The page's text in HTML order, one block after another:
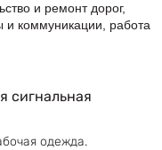
и ремонт дорог,
коммуникации, работа
сигнальная
одежда.